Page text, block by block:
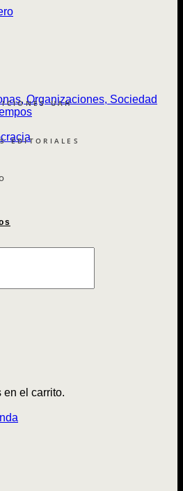
UAH
EDITORIALES
en el carrito.
Organizaciones, Sociedad